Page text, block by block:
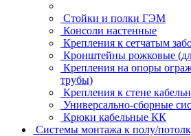
Стойки и полки ГЭМ
Консоли настенные
Крепления к сетчатым
Кронштейны рожковые
Крепления на опоры
трубы)
Крепления к стене
Универсально-сборные
Крюки кабельные КК
Системы монтажа к полу/